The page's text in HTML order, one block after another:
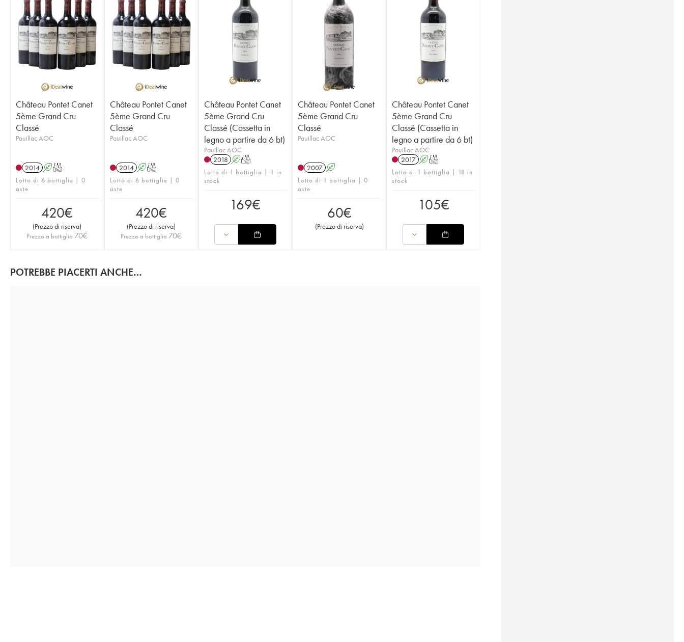
Château Pontet Canet
5ème Grand Cru
Classé
Pauillac AOC
2014 AT
Lotto di 6 bottiglie | 0
aste
420€
(Prezzo di riserva)
Prezzo a bottiglia 70€
Château Pontet Canet
5ème Grand Cru
Classé
Pauillac AOC
2014 AT
Lotto di 6 bottiglie | 0
aste
420€
(Prezzo di riserva)
Prezzo a bottiglia 70€
Château Pontet Canet
5ème Grand Cru
Classé (Cassetta in
legno a partire da 6 bt)
Pauillac AOC
2018 AT
Lotto di 1 bottiglia | 1 in
stock
169€
Château Pontet Canet
5ème Grand Cru
Classé
Pauillac AOC
2007 A
Lotto di 1 bottiglia | 0
aste
60€
(Prezzo di riserva)
Château Pontet Canet
5ème Grand Cru
Classé (Cassetta in
legno a partire da 6 bt)
Pauillac AOC
2017 AT
Lotto di 1 bottiglia | 18 in
stock
105€
POTREBBE PIACERTI ANCHE…